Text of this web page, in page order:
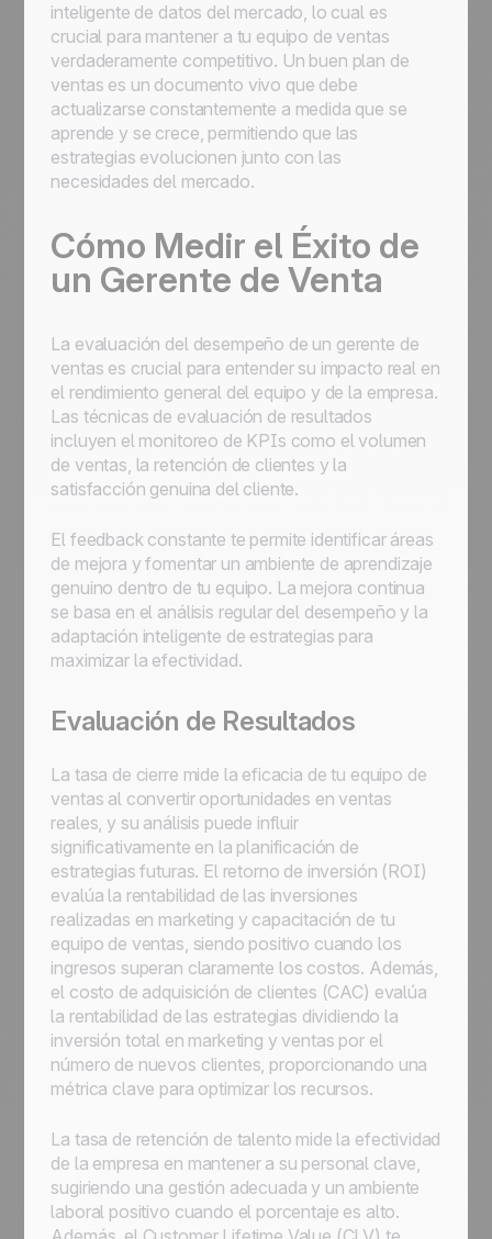
inteligente de datos del mercado, lo cual es
crucial para mantener a tu equipo de ventas
verdaderamente competitivo. Un buen plan de
ventas es un documento vivo que debe
actualizarse constantemente a medida que se
aprende y se crece, permitiendo que las
estrategias evolucionen junto con las
necesidades del mercado.
Cómo Medir el Éxito de
un Gerente de Venta
La evaluación del desempeño de un gerente de
ventas es crucial para entender su impacto real en
el rendimiento general del equipo y de la empresa.
Las técnicas de evaluación de resultados
incluyen el monitoreo de KPIs como el volumen
de ventas, la retención de clientes y la
satisfacción genuina del cliente.
El feedback constante te permite identificar áreas
de mejora y fomentar un ambiente de aprendizaje
genuino dentro de tu equipo. La mejora continua
se basa en el análisis regular del desempeño y la
adaptación inteligente de estrategias para
maximizar la efectividad.
Evaluación de Resultados
La tasa de cierre mide la eficacia de tu equipo de
ventas al convertir oportunidades en ventas
reales, y su análisis puede influir
significativamente en la planificación de
estrategias futuras. El retorno de inversión (ROI)
evalúa la rentabilidad de las inversiones
realizadas en marketing y capacitación de tu
equipo de ventas, siendo positivo cuando los
ingresos superan claramente los costos. Además,
el costo de adquisición de clientes (CAC) evalúa
la rentabilidad de las estrategias dividiendo la
inversión total en marketing y ventas por el
número de nuevos clientes, proporcionando una
métrica clave para optimizar los recursos.
La tasa de retención de talento mide la efectividad
de la empresa en mantener a su personal clave,
sugiriendo una gestión adecuada y un ambiente
laboral positivo cuando el porcentaje es alto.